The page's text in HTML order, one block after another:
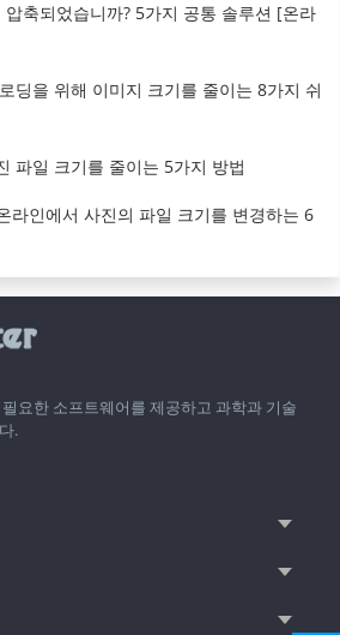
축되었습니까? 5가지 공통 솔루션 [온라
딩을 위해 이미지 크기를 줄이는 8가지 쉬
파일 크기를 줄이는 5가지 방법
인에서 사진의 파일 크기를 변경하는 6
요한 소프트웨어를 제공하고 과학과 기술
.